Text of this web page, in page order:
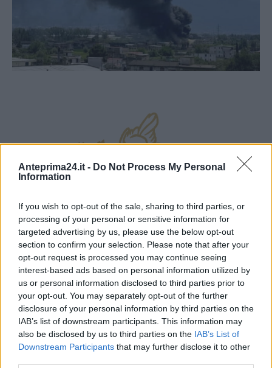
Anteprima24.it - Do Not Process My Personal
Information
If you wish to opt-out of the sale, sharing to third parties, or
processing of your personal or sensitive information for
targeted advertising by us, please use the below opt-out
section to confirm your selection. Please note that after your
opt-out request is processed you may continue seeing
interest-based ads based on personal information utilized by
us or personal information disclosed to third parties prior to
your opt-out. You may separately opt-out of the further
disclosure of your personal information by third parties on the
IAB’s list of downstream participants. This information may
also be disclosed by us to third parties on the IAB’s List of
Downstream Participants that may further disclose it to other